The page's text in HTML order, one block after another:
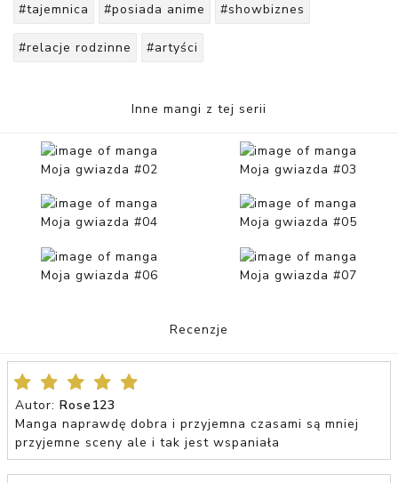
#tajemnica #posiada anime #showbiznes
#relacje rodzinne #artyści
Inne mangi z tej serii
Moja gwiazda #02 Moja gwiazda #03
Moja gwiazda #04 Moja gwiazda #05
Moja gwiazda #06 Moja gwiazda #07
Recenzje
Autor: Rose123
Manga naprawdę dobra i przyjemna czasami są mniej
przyjemne sceny ale i tak jest wspaniała